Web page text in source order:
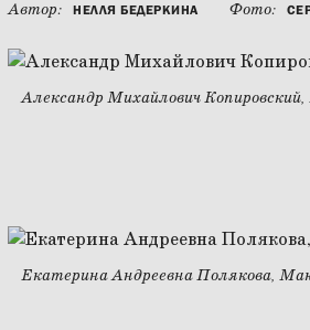
Автор: НЕЛЛЯ БЕДЕРКИНА Фото:
Александр Михайлович
Екатерина Андреевна Полякова,